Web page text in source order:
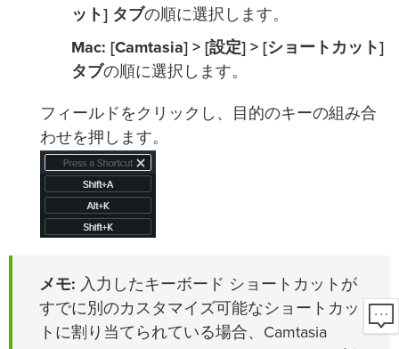
ット] タブの順に選択します。
Mac: [Camtasia] > [設定] > [ショートカット]
タブの順に選択します。
フィールドをクリックし、目的のキーの組み合
わせを押します。
メモ: 入力したキーボード ショートカットが
すでに別のカスタマイズ可能なショートカッ
トに割り当てられている場合、Camtasia